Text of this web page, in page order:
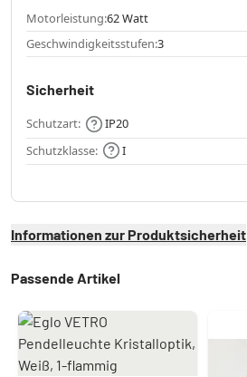
Motorleistung:62 Watt
Geschwindigkeitsstufen:3
Sicherheit
Schutzart:
IP20
Schutzklasse:
I
Informationen zur Produktsicherheit
Passende Artikel